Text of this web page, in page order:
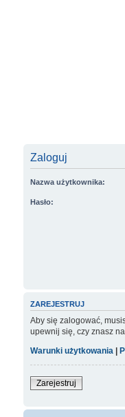
Zaloguj
Nazwa użytkownika:
Hasło:
ZAREJESTRUJ
Aby się zalogować,
upewnij się, czy znasz
Warunki użytkowania |
Zarejestruj